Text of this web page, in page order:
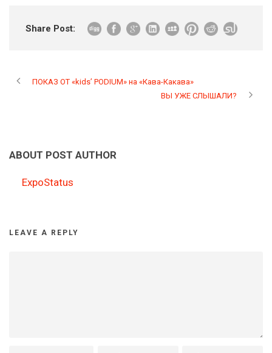
Share Post:
ПОКАЗ ОТ «kids’ PODIUM» на «Кава-Какава»
ВЫ УЖЕ СЛЫШАЛИ?
ABOUT POST AUTHOR
ExpoStatus
LEAVE A REPLY